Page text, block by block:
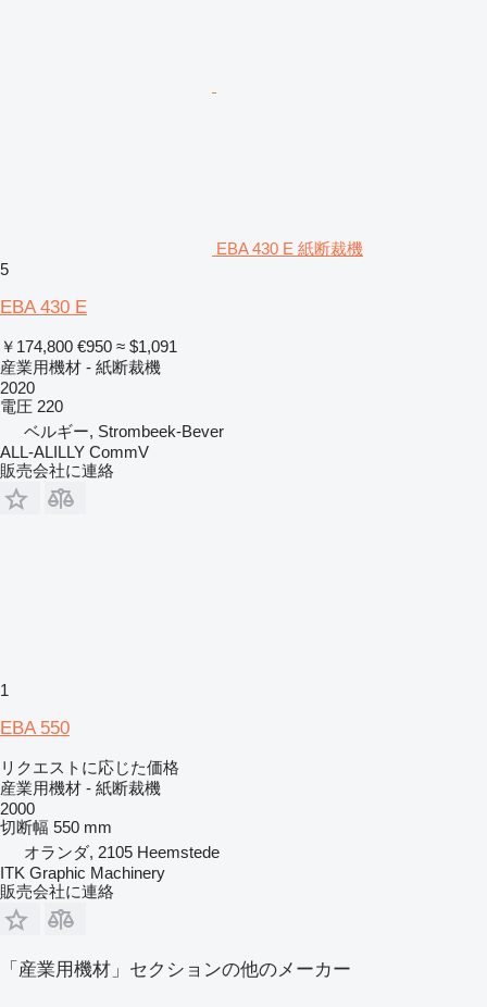
EBA 430 E 紙断裁機
5
EBA 430 E
￥174,800 €950 ≈ $1,091
産業用機材 - 紙断裁機
2020
電圧 220
ベルギー, Strombeek-Bever
ALL-ALILLY CommV
販売会社に連絡
1
EBA 550
リクエストに応じた価格
産業用機材 - 紙断裁機
2000
切断幅 550 mm
オランダ, 2105 Heemstede
ITK Graphic Machinery
販売会社に連絡
「産業用機材」セクションの他のメーカー